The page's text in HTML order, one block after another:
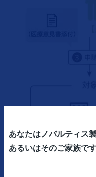
あなたはノバルティス
あるいはそのご家族で